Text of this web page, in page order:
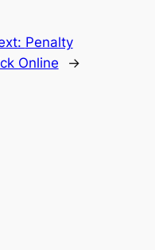
Penalty
Online
→